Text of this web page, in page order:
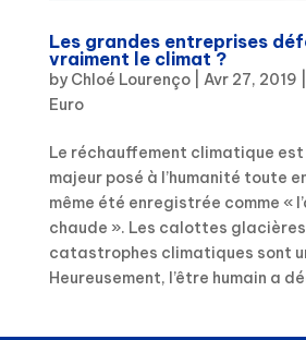
Les grandes entreprises
vraiment le climat ?
by Chloé Lourenço| Avr 27, 2019
Euro
Le réchauffement climatique est
majeur posé à l’humanité toute
même été enregistrée comme «
chaude ». Les calottes
catastrophes climatiques sont
Heureusement, l’être humain a